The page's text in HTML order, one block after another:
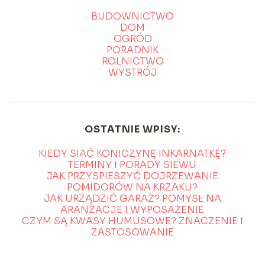
BUDOWNICTWO
DOM
OGRÓD
PORADNIK
ROLNICTWO
WYSTRÓJ
OSTATNIE WPISY:
KIEDY SIAĆ KONICZYNĘ INKARNATKĘ?
TERMINY I PORADY SIEWU
JAK PRZYSPIESZYĆ DOJRZEWANIE
POMIDORÓW NA KRZAKU?
JAK URZĄDZIĆ GARAŻ? POMYSŁ NA
ARANŻACJE I WYPOSAŻENIE
CZYM SĄ KWASY HUMUSOWE? ZNACZENIE I
ZASTOSOWANIE